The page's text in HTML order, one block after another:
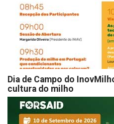
Dia de Campo do
cultura do milho